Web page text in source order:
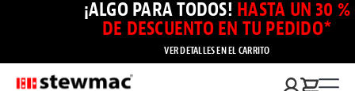
¡ALGO PARA TODOS! HASTA UN 30 %
DE DESCUENTO EN TU PEDIDO*
VER DETALLES EN EL CARRITO